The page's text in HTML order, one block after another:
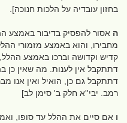
בחזון עובדיה על הלכות חנוכה].
ה אסור להפסיק בדיבור באמצע
מחבירו, והוא באמצע מזמורי
קדיש וקדושה וברכו באמצע
דתתקבל אין לענות. מה שאין כן
דתתקבל גם כן, הואיל ואין אנו
רמב. יבי''א חלק ב' סימן לב]
ו אם סיים את ההלל עד סופו,